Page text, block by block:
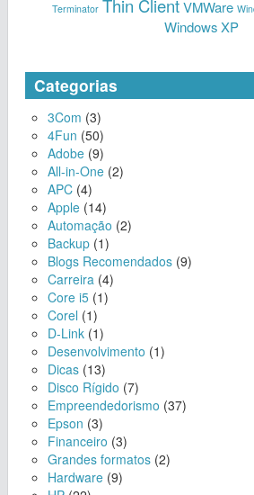
Terminator Thin ClientVMWare
Windows XP
Categorias
3Com (3)
4Fun (50)
Adobe (9)
All-in-One (2)
APC (4)
Apple (14)
Automação (2)
Backup (1)
Blogs Recomendados (9)
Carreira (4)
Core i5 (1)
Corel (1)
D-Link (1)
Desenvolvimento (1)
Dicas (13)
Disco Rígido (7)
Empreendedorismo (37)
Epson (3)
Financeiro (3)
Grandes formatos (2)
Hardware (9)